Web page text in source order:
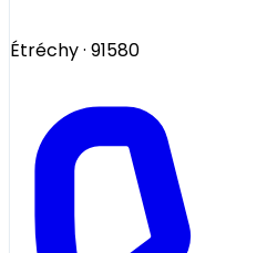
Étréchy· 91580